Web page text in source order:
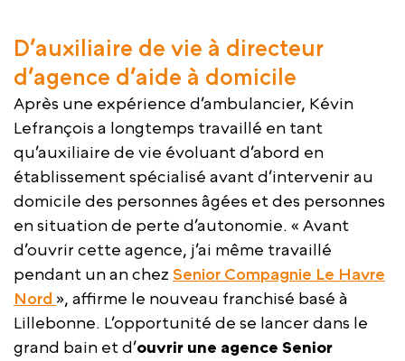
D’auxiliaire de vie à directeur
d’agence d’aide à domicile
Après une expérience d’ambulancier, Kévin
Lefrançois a longtemps travaillé en tant
qu’auxiliaire de vie évoluant d’abord en
établissement spécialisé avant d’intervenir au
domicile des personnes âgées et des personnes
en situation de perte d’autonomie. « Avant
d’ouvrir cette agence, j’ai même travaillé
pendant un an chez Senior Compagnie Le Havre
Nord », affirme le nouveau franchisé basé à
Lillebonne. L’opportunité de se lancer dans le
grand bain et d’ouvrir une agence Senior